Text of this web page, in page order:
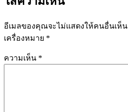
อีเมลของคุณจะไม่แสดงให้คนอื่นเห็น
เครื่องหมาย *
ความเห็น *